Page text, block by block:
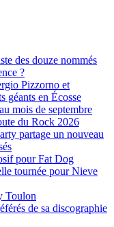
des douze nommés
?
Pizzorno et
géants en Écosse
mois de septembre
du Rock 2026
partage un nouveau
pour Fat Dog
tournée pour Nieve
Toulon
de sa discographie